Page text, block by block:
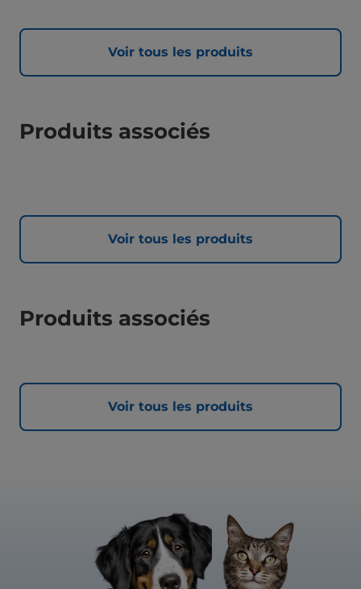
Voir tous les produits
Produits associés
Voir tous les produits
Produits associés
Voir tous les produits